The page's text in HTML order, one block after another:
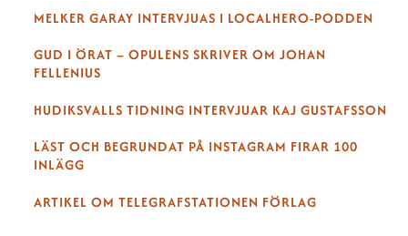
MELKER GARAY INTERVJUAS I LOCALHERO-PODDEN
GUD I ÖRAT – OPULENS SKRIVER OM JOHAN
FELLENIUS
HUDIKSVALLS TIDNING INTERVJUAR KAJ GUSTAFSSON
LÄST OCH BEGRUNDAT PÅ INSTAGRAM FIRAR 100
INLÄGG
ARTIKEL OM TELEGRAFSTATIONEN FÖRLAG